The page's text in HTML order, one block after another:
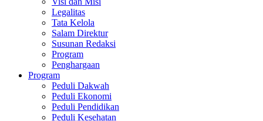
Legalitas
Tata Kelola
Salam Direktur
Susunan Redaksi
Program
Penghargaan
Program
Peduli Dakwah
Peduli Ekonomi
Peduli Pendidikan
Peduli Kesehatan